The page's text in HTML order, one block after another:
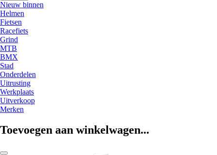
Nieuw binnen
Helmen
Fietsen
Racefiets
Grind
MTB
BMX
Stad
Onderdelen
Uitrusting
Werkplaats
Uitverkoop
Merken
Toevoegen aan winkelwagen...